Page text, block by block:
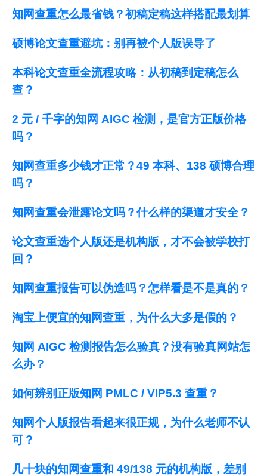
知网查重怎么最省钱？初稿定稿这样搭配最划算
硕博论文查重避坑：别再被个人版误导了
本科论文查重全流程攻略：从初稿到定稿怎么
查？
2 元 / 千字的知网 AIGC 检测，是官方正版价格
吗？
知网查重多少钱才正常？49 本科、138 硕博合理
吗？
知网查重会泄露论文吗？什么样的渠道才安全？
论文查重选个人版还是机构版，才不会被学校打
回？
知网查重报告可以伪造吗？怎样看是不是真的？
淘宝上便宜的知网查重，为什么大多是假的？
知网 AIGC 检测报告怎么验真？没有验真网站怎
么办？
如何辨别正版知网 PMLC / VIP5.3 查重？
知网个人版报告看起来很正规，为什么老师不认
可？
几十块的知网查重和 49/138 元的机构版，差别